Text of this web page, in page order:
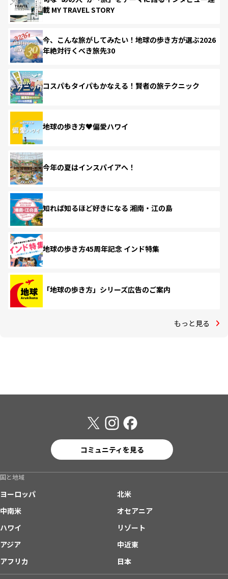
載 MY TRAVEL STORY
今、こんな旅がしてみたい！地球の歩き方が選ぶ2026
年絶対行くべき旅先30
コスパもタイパもかなえる！賢者の旅テクニック
地球の歩き方♥偏愛ハワイ
今年の夏はインスパイアへ！
知れば知るほど好きになる 湘南・江の島
地球の歩き方45周年記念 インド特集
「地球の歩き方」シリーズ広告のご案内
もっと見る
コミュニティを見る
国と地域
ヨーロッパ
北米
中南米
オセアニア
ハワイ
リゾート
アジア
中近東
アフリカ
日本